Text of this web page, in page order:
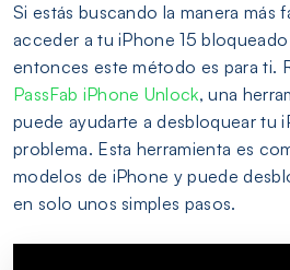
Si estás buscando la manera más
acceder a tu iPhone 15
entonces este método es para ti.
PassFab iPhone Unlock, una
puede ayudarte a desbloquear tu
problema. Esta herramienta es
modelos de iPhone y puede
en solo unos simples pasos.